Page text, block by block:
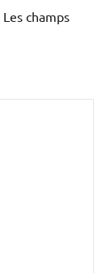
Les champs